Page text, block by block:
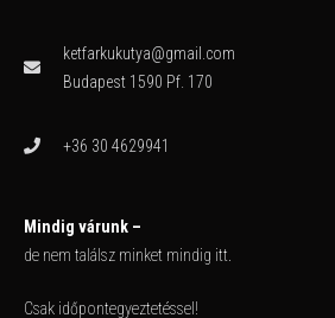
ketfarkukutya@gmail.com
Budapest 1590 Pf. 170
+36 30 4629941
Mindig várunk –
de nem találsz minket mindig itt.
Csak időpontegyeztetéssel!